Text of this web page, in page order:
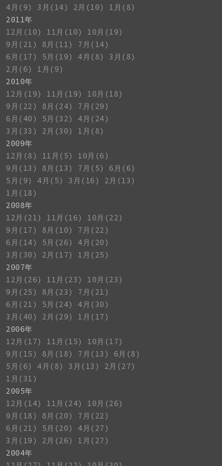
4月(9)
3月(14) 2月(10)
1月(8)
2011年
12月(10)
11月(10)
10月(19)
9月(21)
8月(11)
7月(14)
6月(17)
5月(19) 4月(8)
3月(8)
2月(6)
1月(9)
2010年
12月(19)
11月(19)
10月(18)
9月(22)
8月(24)
7月(29)
6月(40)
5月(32)
4月(24)
3月(33)
2月(30)
1月(8)
2009年
12月(8)
11月(5)
10月(6)
9月(13)
8月(13) 7月(5)
6月(6)
5月(9)
4月(5) 3月(16)
2月(13)
1月(18)
2008年
12月(21)
11月(16)
10月(22)
9月(17)
8月(10)
7月(22)
6月(14)
5月(26)
4月(20)
3月(30)
2月(17)
1月(25)
2007年
12月(26)
11月(23)
10月(23)
9月(25)
8月(23)
7月(21)
6月(21)
5月(24)
4月(30)
3月(40)
2月(29)
1月(17)
2006年
12月(17)
11月(15)
10月(17)
9月(15)
8月(18) 7月(13)
6月(8)
5月(6)
4月(8) 3月(13)
2月(27)
1月(31)
2005年
12月(14)
11月(24)
10月(26)
9月(18)
8月(20)
7月(22)
6月(21)
5月(20)
4月(27)
3月(19)
2月(26)
1月(27)
2004年